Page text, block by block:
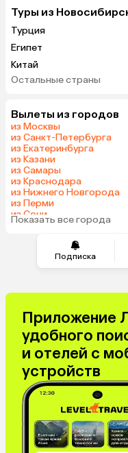
Подписка
Туры из
Турция
Египет
Китай
ОАЭ
Беларусь
Шри-Ланка
Азербайджан
Сербия
Киргизия
Саудовская Аравия
Венгрия
Остальные страны
Вылеты из городов
из Москвы
из Санкт-Петербурга
из Екатеринбурга
из Казани
из Самары
из Краснодара
из Нижнего Новгорода
из Перми
из Сочи
из Тюмени
Показать все города
Приложение
удобного
и отелей с
устройств